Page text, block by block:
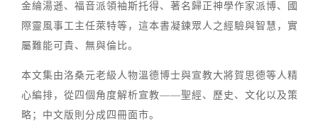
金綸湯遜、福音派領袖斯托得、著名歸正神學作家派博、國
際靈風事工主任萊特等，這本書凝鍊眾人之經驗與智慧，實
屬難能可貴、無與倫比。
本文集由洛桑元老級人物溫德博士與宣教大將賀思德等人精
心編排，從四個角度解析宣教——聖經、歷史、文化以及策
略；中文版則分成四冊面市。